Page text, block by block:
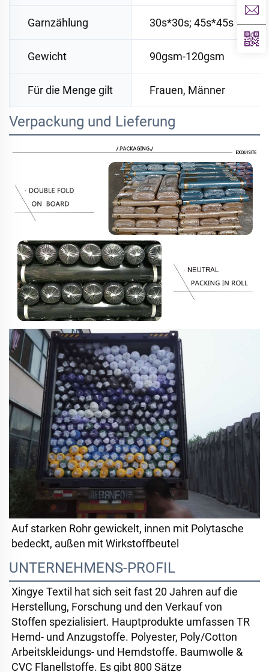
Garnzählung 30s*30s; 45s*45s
Gewicht 90gsm-120gsm
Für die Menge gilt Frauen, Männer
Verpackung und Lieferung
Auf starken Rohr gewickelt, innen mit Polytasche
bedeckt, außen mit Wirkstoffbeutel
UNTERNEHMENS-PROFIL
Xingye Textil hat sich seit fast 20 Jahren auf die
Herstellung, Forschung und den Verkauf von
Stoffen spezialisiert. Hauptprodukte umfassen TR
Hemd- und Anzugstoffe. Polyester, Poly/Cotton
Arbeitskleidungs- und Hemdstoffe. Baumwolle &
CVC Flanellstoffe. Es gibt 800 Sätze